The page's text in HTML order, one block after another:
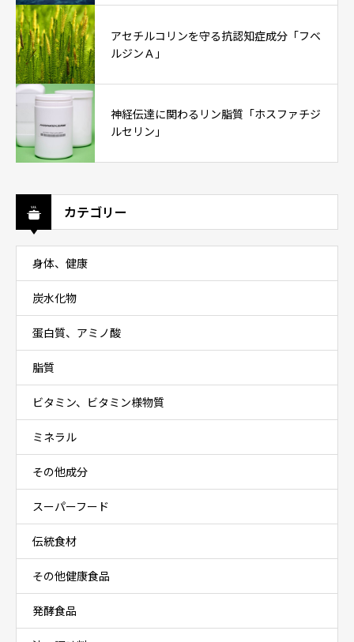
アセチルコリンを守る抗認知症成分「フベ
ルジンＡ」
神経伝達に関わるリン脂質「ホスファチジ
ルセリン」
カテゴリー
身体、健康
炭水化物
蛋白質、アミノ酸
脂質
ビタミン、ビタミン様物質
ミネラル
その他成分
スーパーフード
伝統食材
その他健康食品
発酵食品